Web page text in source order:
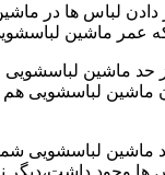
دادن لباس ها
لباسشویی و
ماشین
لباسشویی شما